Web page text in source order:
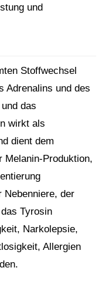
und
Stoffwechsel
Adrenalins und des
das
wirkt als
dient dem
Melanin-Produktion,
Nebenniere, der
Tyrosin
Narkolepsie,
Allergien